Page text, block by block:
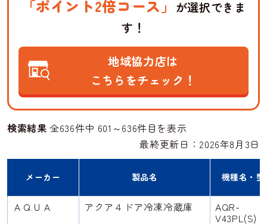
「ポイント2倍コース」
が選択できま
す！
地域協力店は
こちらをチェック！
検索結果 全636件中 601～636件目を表示
最終更新日：2026年8月3日
メーカー 製品名 機種名・
ＡＱＵＡ アクア４ドア冷凍冷蔵庫 AQR-
V43PL(S)